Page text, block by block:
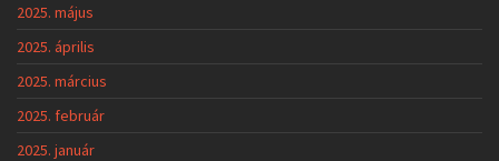
2025. május
2025. április
2025. március
2025. február
2025. január